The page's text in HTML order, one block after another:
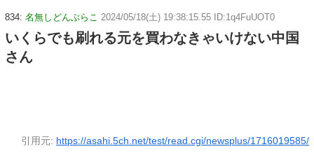
834: 名無しどんぶらこ 2024/05/18(土) 19:38:15.55 ID:1q4FuUOT0
いくらでも刷れる元を買わなきゃいけない中国
さん
引用元: https://asahi.5ch.net/test/read.cgi/newsplus/1716019585/